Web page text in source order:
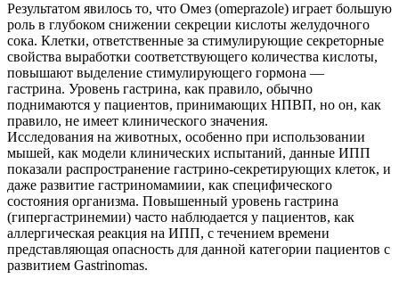
Результатом явилось то, что Омез (omeprazole) играет большую
роль в глубоком снижении секреции кислоты желудочного
сока. Клетки, ответственные за стимулирующие секреторные
свойства выработки соответствующего количества кислоты,
повышают выделение стимулирующего гормона —
гастрина. Уровень гастрина, как правило, обычно
поднимаются у пациентов, принимающих НПВП, но он, как
правило, не имеет клинического значения.
Исследования на животных, особенно при использовании
мышей, как модели клинических испытаний, данные ИПП
показали распространение гастрино-секретирующих клеток, и
даже развитие гастриномамиии, как специфического
состояния организма. Повышенный уровень гастрина
(гипергастринемии) часто наблюдается у пациентов, как
аллергическая реакция на ИПП, с течением времени
представляющая опасность для данной категории пациентов с
развитием Gastrinomas.